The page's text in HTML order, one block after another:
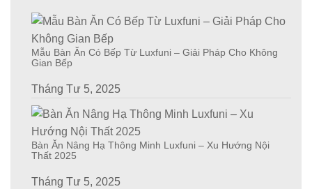
Mẫu Bàn Ăn Có Bếp Từ Luxfuni – Giải Pháp Cho Không
Gian Bếp
Tháng Tư 5, 2025
Bàn Ăn Nâng Hạ Thông Minh Luxfuni – Xu Hướng Nội
Thất 2025
Tháng Tư 5, 2025